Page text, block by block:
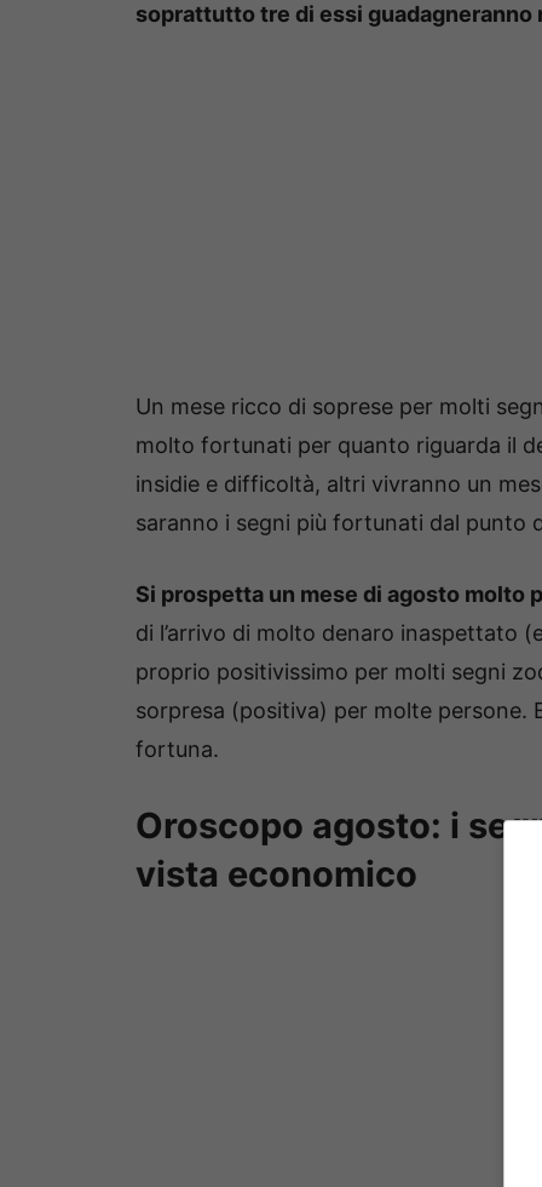
soprattutto tre di essi guadagneranno
Un mese ricco di soprese per molti
molto fortunati per quanto riguarda il
insidie e difficoltà, altri vivranno un
saranno i segni più fortunati dal punto
Si prospetta un mese di agosto molto
di l’arrivo di molto denaro inaspettato
proprio positivissimo per molti segni
sorpresa (positiva) per molte persone.
fortuna.
Oroscopo agosto: i
vista economico